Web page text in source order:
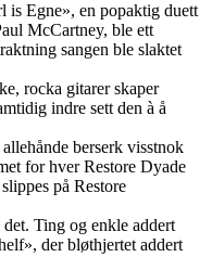
is Egne», en popaktig duett
McCartney, ble ett
sangen ble slaktet
rocka gitarer skaper
indre sett den à å
berserk visstnok
for hver Restore Dyade
på Restore
Ting og enkle addert
der bløthjertet addert